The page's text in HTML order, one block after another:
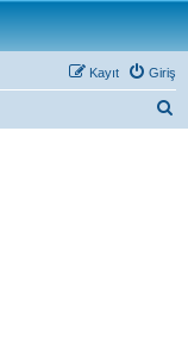
Giriş
Kayıt